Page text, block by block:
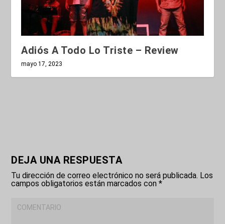
Adiós A Todo Lo Triste – Review
mayo 17, 2023
DEJA UNA RESPUESTA
Tu dirección de correo electrónico no será publicada. Los
campos obligatorios están marcados con*